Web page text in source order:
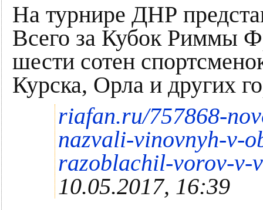
На турнире ДНР
Всего за Кубок Риммы
шести сотен
Курска, Орла и других
riafan.ru/757868-
nazvali-vinovnyh-v-
razoblachil-vorov-v-
10.05.2017, 16:39